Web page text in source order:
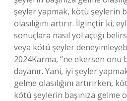
şeyler yapmak, kötü şeylerin
olasılığını artırır. İlginçtir ki,
sonuçlara nasıl yol açtığı
veya kötü şeyler
2024Karma, “ne ekersen onu
dayanır. Yani, iyi şeyler
gelme olasılığını artırırken,
kötü şeylerin başınıza gelme